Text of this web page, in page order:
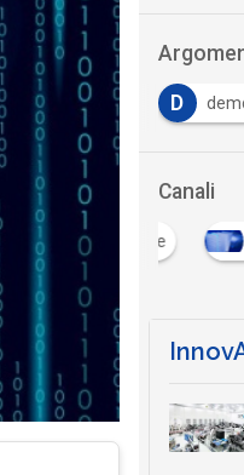
blockchain D
Canali
Cittadinanza digitale